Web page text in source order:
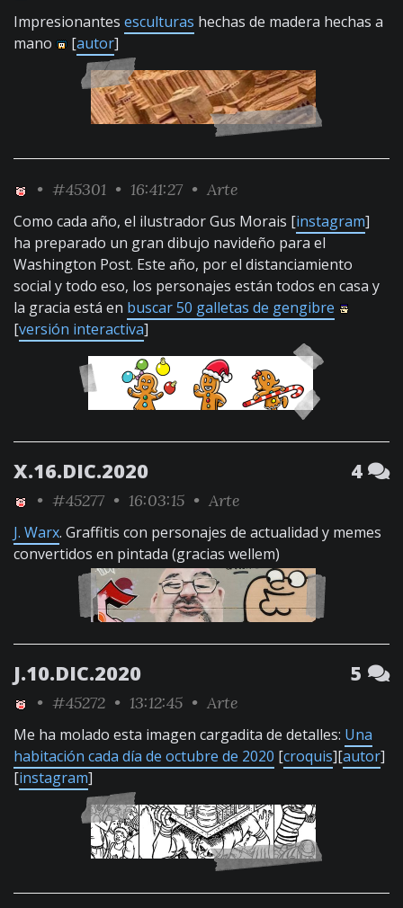
Impresionantes esculturas hechas de madera hechas a
mano
[autor]
• #45301 • 16:41:27 • Arte
Como cada año, el ilustrador Gus Morais [instagram]
ha preparado un gran dibujo navideño para el
Washington Post. Este año, por el distanciamiento
social y todo eso, los personajes están todos en casa y
la gracia está en buscar 50 galletas de gengibre
[versión interactiva]
X.16.DIC.2020 4
• #45277 • 16:03:15 • Arte
J. Warx. Graffitis con personajes de actualidad y memes
convertidos en pintada (gracias wellem)
J.10.DIC.2020 5
• #45272 • 13:12:45 • Arte
Me ha molado esta imagen cargadita de detalles: Una
habitación cada día de octubre de 2020 [croquis][autor]
[instagram]